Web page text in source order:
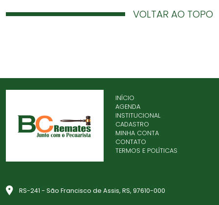
VOLTAR AO TOPO
INÍCIO
AGENDA
INSTITUCIONAL
CADASTRO
MINHA CONTA
CONTATO
TERMOS E POLÍTICAS
RS-241 - São Francisco de Assis, RS, 97610-000